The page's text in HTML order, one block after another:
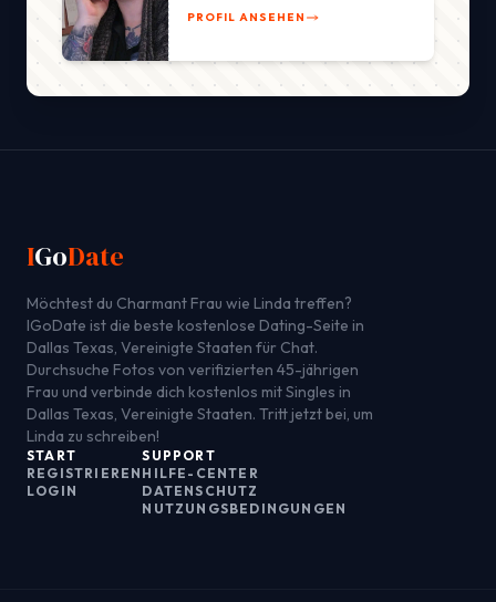
PROFIL ANSEHEN
IGoDate
Möchtest du Charmant Frau wie Linda treffen?
IGoDate ist die beste kostenlose Dating-Seite in
Dallas Texas, Vereinigte Staaten für Chat.
Durchsuche Fotos von verifizierten 45-jährigen
Frau und verbinde dich kostenlos mit Singles in
Dallas Texas, Vereinigte Staaten. Tritt jetzt bei, um
Linda zu schreiben!
START
REGISTRIEREN
LOGIN
SUPPORT
HILFE-CENTER
DATENSCHUTZ
NUTZUNGSBEDINGUNGEN